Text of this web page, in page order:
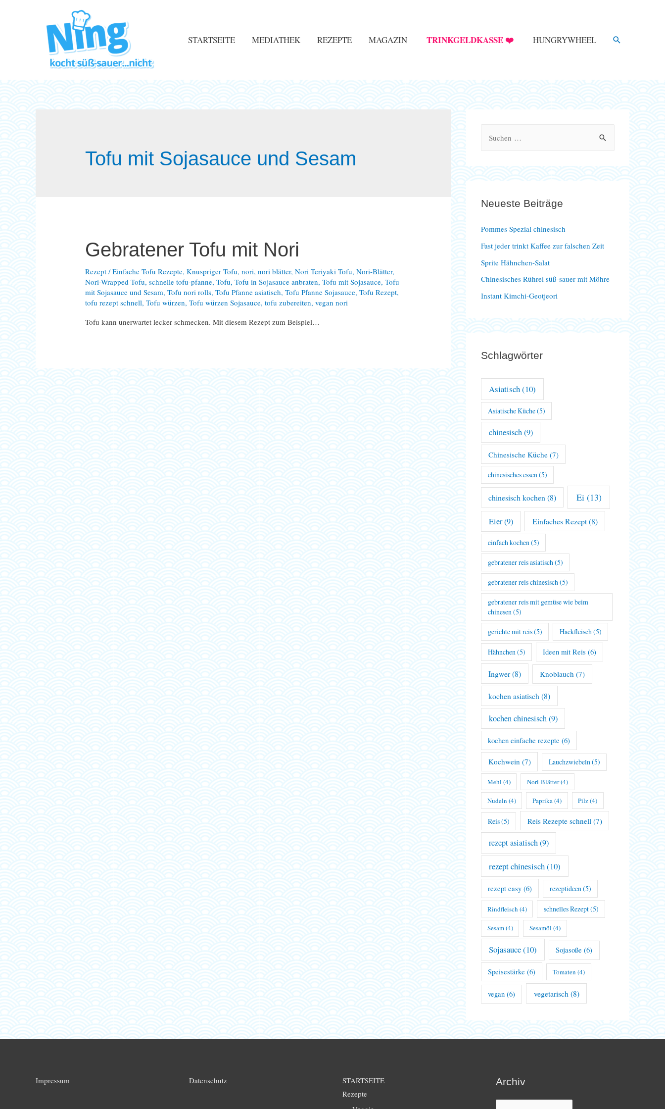
STARTSEITE MEDIATHEK REZEPTE MAGAZIN TRINKGELDKASSE ❤️ HUNGRYWHEEL SUCHE
Tofu mit Sojasauce und Sesam
Gebratener Tofu mit Nori
Rezept /Einfache Tofu Rezepte,Knuspriger Tofu,nori,nori blätter,Nori Teriyaki Tofu,Nori-Blätter,
Nori-Wrapped Tofu,schnelle tofu-pfanne,Tofu,Tofu in Sojasauce anbraten,Tofu mit Sojasauce,Tofu
mit Sojasauce und Sesam,Tofu nori rolls,Tofu Pfanne asiatisch,Tofu Pfanne Sojasauce,Tofu Rezept,
tofu rezept schnell,Tofu würzen,Tofu würzen Sojasauce,tofu zubereiten,vegan nori
Tofu kann unerwartet lecker schmecken. Mit diesem Rezept zum Beispiel…
n
c
h
:
Neueste Beiträge
Pommes Spezial chinesisch
Fast jeder trinkt Kaffee zur falschen Zeit
Sprite Hähnchen-Salat
Chinesisches Rührei süß-sauer mit Möhre
Instant Kimchi-Geotjeori
Schlagwörter
Asiatisch(10)
Asiatische Küche(5)
chinesisch(9)
Chinesische Küche(7)
chinesisches essen(5)
chinesisch kochen (8) Ei(13)
Eier(9) Einfaches Rezept(8)
einfach kochen(5)
gebratener reis asiatisch(5)
gebratener reis chinesisch(5)
gebratener reis mit gemüse wie beim
chinesen(5)
gerichte mit reis(5) Hackfleisch (5)
Hähnchen(5) Ideen mit Reis (6)
Ingwer(8) Knoblauch (7)
kochen asiatisch (8)
kochen chinesisch(9)
kochen einfache rezepte (6)
Kochwein(7) Lauchzwiebeln(5)
Mehl (4) Nori-Blätter(4)
Nudeln (4) Paprika (4) Pilz(4)
Reis(5) Reis Rezepte schnell (7)
rezept asiatisch(9)
rezept chinesisch(10)
rezept easy (6) rezeptideen (5)
Rindfleisch (4) schnelles Rezept(5)
Sesam(4) Sesamöl (4)
Sojasauce(10) Sojasoße (6)
Speisestärke (6) Tomaten (4)
vegan (6) vegetarisch (8)
Impressum Datenschutz
STARTSEITE
Rezepte
Archiv